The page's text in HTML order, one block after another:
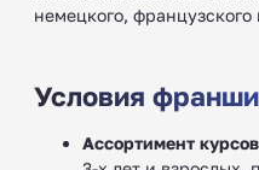
немецкого, французского
Условия
Ассортимент